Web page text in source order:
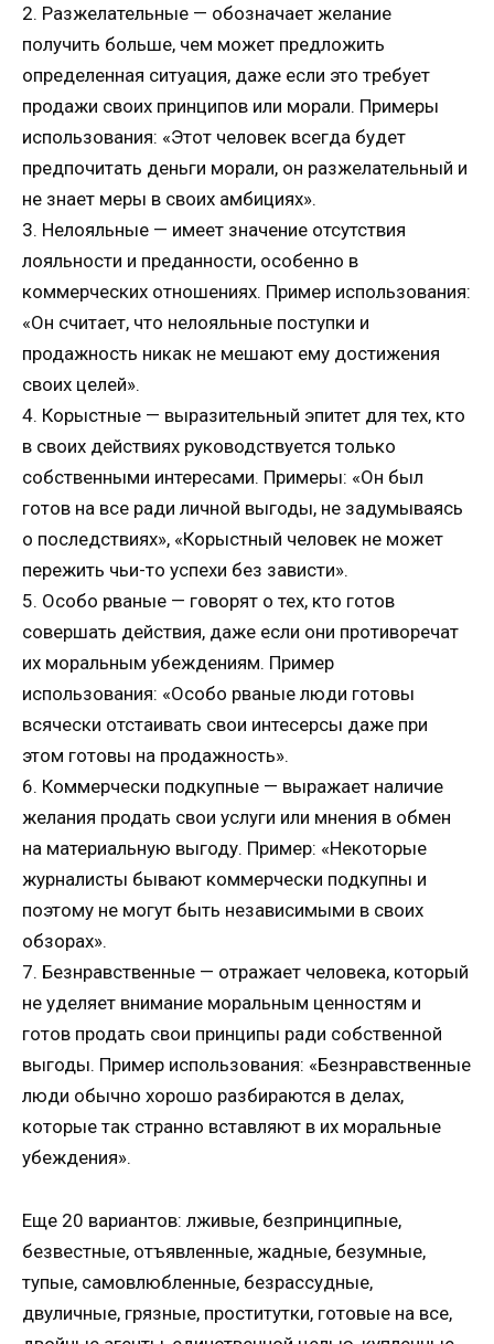
2. Разжелательные — обозначает желание
получить больше, чем может предложить
определенная ситуация, даже если это требует
продажи своих принципов или морали. Примеры
использования: «Этот человек всегда будет
предпочитать деньги морали, он разжелательный и
не знает меры в своих амбициях».
3. Нелояльные — имеет значение отсутствия
лояльности и преданности, особенно в
коммерческих отношениях. Пример использования:
«Он считает, что нелояльные поступки и
продажность никак не мешают ему достижения
своих целей».
4. Корыстные — выразительный эпитет для тех, кто
в своих действиях руководствуется только
собственными интересами. Примеры: «Он был
готов на все ради личной выгоды, не задумываясь
о последствиях», «Корыстный человек не может
пережить чьи-то успехи без зависти».
5. Особо рваные — говорят о тех, кто готов
совершать действия, даже если они противоречат
их моральным убеждениям. Пример
использования: «Особо рваные люди готовы
всячески отстаивать свои интесерсы даже при
этом готовы на продажность».
6. Коммерчески подкупные — выражает наличие
желания продать свои услуги или мнения в обмен
на материальную выгоду. Пример: «Некоторые
журналисты бывают коммерчески подкупны и
поэтому не могут быть независимыми в своих
обзорах».
7. Безнравственные — отражает человека, который
не уделяет внимание моральным ценностям и
готов продать свои принципы ради собственной
выгоды. Пример использования: «Безнравственные
люди обычно хорошо разбираются в делах,
которые так странно вставляют в их моральные
убеждения».
Еще 20 вариантов: лживые, безпринципные,
безвестные, отъявленные, жадные, безумные,
тупые, самовлюбленные, безрассудные,
двуличные, грязные, проститутки, готовые на все,